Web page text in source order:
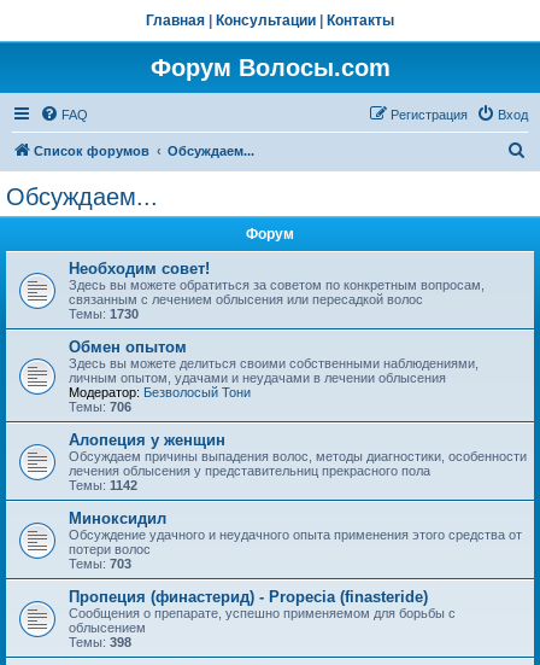
Главная Консультации Контакты
Форум Волосы.com
FAQ Вход
Регистрация
Список форумов Обсуждаем...
Обсуждаем...
Форум
Необходим совет!
Здесь вы можете обратиться за советом по конкретным вопросам,
связанным с лечением облысения или пересадкой волос
Темы: 1730
Обмен опытом
Здесь вы можете делиться своими собственными наблюдениями,
личным опытом, удачами и неудачами в лечении облысения
Модератор: Безволосый Тони
Темы: 706
Алопеция у женщин
Обсуждаем причины выпадения волос, методы диагностики, особенности
лечения облысения у представительниц прекрасного пола
Темы: 1142
Миноксидил
Обсуждение удачного и неудачного опыта применения этого средства от
потери волос
Темы: 703
Пропеция (финастерид) - Propecia (finasteride)
Сообщения о препарате, успешно применяемом для борьбы с
облысением
Темы: 398